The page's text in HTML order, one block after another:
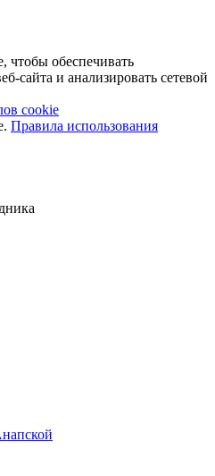
обеспечивать
сайта и анализировать сетевой
cookie
Правила использования